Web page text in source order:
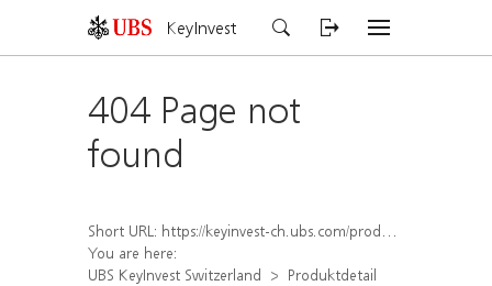
KeyInvest
404 Page not
found
Short URL: https://keyinvest-ch.ubs.com/produkt/detail/index/isin/CH1563486476
You are here:
UBS KeyInvest Switzerland
Produktdetail